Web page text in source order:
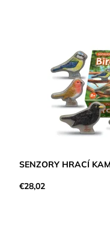
SENZORY HRACÍ
€28,02